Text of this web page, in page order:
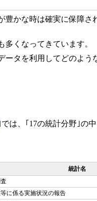
かな時は確実に保障さ
くなってきています。
タを利用してどのよう
｣では、｢17の統計分野｣の
統計名
に係る実施状況の報告